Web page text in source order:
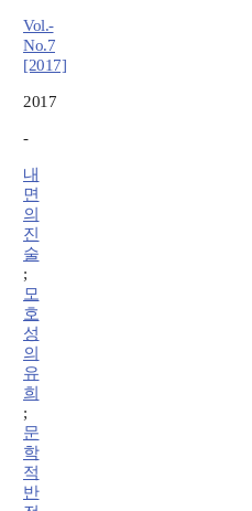
Vol.-
No.7
[2017]
2017
-
내
면
의
진
술
;
모
호
성
의
유
희
;
문
학
적
반